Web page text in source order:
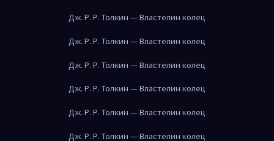
Дж. Р. Р. Толкин — Властелин колец
Дж. Р. Р. Толкин — Властелин колец
Дж. Р. Р. Толкин — Властелин колец
Дж. Р. Р. Толкин — Властелин колец
Дж. Р. Р. Толкин — Властелин колец
Дж. Р. Р. Толкин — Властелин колец